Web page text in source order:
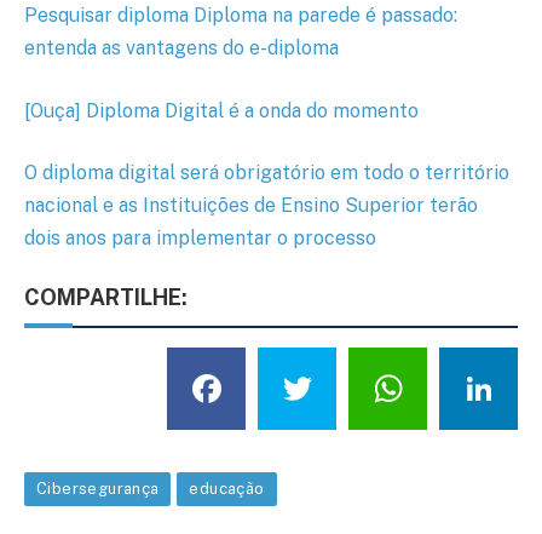
Pesquisar diploma Diploma na parede é passado:
entenda as vantagens do e-diploma
[Ouça] Diploma Digital é a onda do momento
O diploma digital será obrigatório em todo o território
nacional e as Instituições de Ensino Superior terão
dois anos para implementar o processo
COMPARTILHE:
Facebook
Twitter
Cibersegurança educação